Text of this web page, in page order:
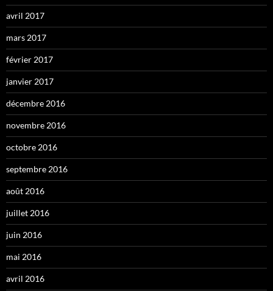
avril 2017
mars 2017
février 2017
janvier 2017
décembre 2016
novembre 2016
octobre 2016
septembre 2016
août 2016
juillet 2016
juin 2016
mai 2016
avril 2016